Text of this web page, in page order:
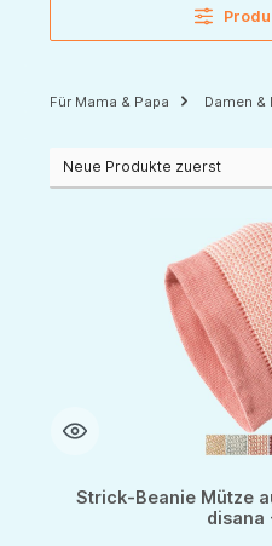
Für Mama & Papa Damen &
Strick-Beanie Mütze
disana